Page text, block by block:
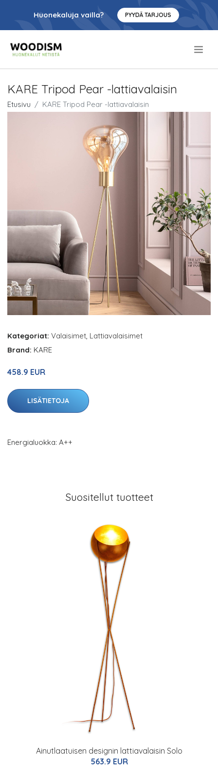
Huonekaluja vailla? PYYDÄ TARJOUS
KARE Tripod Pear -lattiavalaisin
Etusivu KARE Tripod Pear -lattiavalaisin
Kategoriat: Valaisimet, Lattiavalaisimet
Brand: KARE
458.9 EUR
LISÄTIETOJA
Energialuokka: A++
Suositellut tuotteet
Ainutlaatuisen designin lattiavalaisin Solo
563.9 EUR